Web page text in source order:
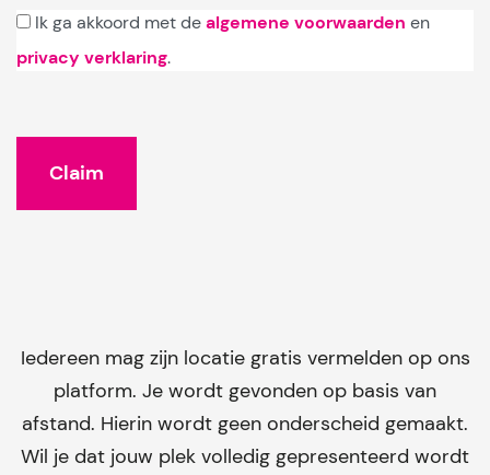
Ik ga akkoord met dealgemene voorwaarden en
privacy verklaring.
Iedereen mag zijn locatie gratis vermelden op ons
platform. Je wordt gevonden op basis van
afstand. Hierin wordt geen onderscheid gemaakt.
Wil je dat jouw plek volledig gepresenteerd wordt